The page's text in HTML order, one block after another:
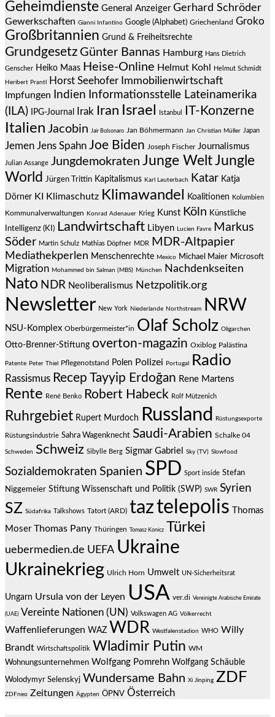
Geheimdienste General Anzeiger Gerhard Schröder
Gewerkschaften Gianni Infantino Google (Alphabet) Griechenland Groko
Großbritannien Grund & Freiheitsrechte
Grundgesetz Günter Bannas Hamburg Hans Dietrich
Genscher Heiko Maas Heise-Online Helmut Kohl Helmut Schmidt
Heribert Prantl Horst Seehofer Immobilienwirtschaft
Impfungen Indien Informationsstelle Lateinamerika
(ILA)
IPG-Journal Irak Iran Israel Istanbul IT-Konzerne
Italien Jacobin Jair Bolsonaro Jan Böhmermann Jan Christian Müller Japan
Jemen Jens Spahn Joe Biden Joseph Fischer Journalismus
Julian Assange Jungdemokraten Junge WeltJungle
World Jürgen Trittin Kapitalismus Karl Lauterbach Katar Katja
Dörner KI Klimaschutz Klimawandel Koalitionen Kolumbien
Kommunalverwaltungen Konrad Adenauer Krieg Kunst Köln Künstliche
Intelligenz (KI) Landwirtschaft Libyen Lucien Favre
Markus
Söder Martin Schulz Mathias Döpfner MDR MDR-Altpapier
Mediathekperlen Menschenrechte Mexico Michael Maier Microsoft
Migration Mohammed bin Salman (MBS) München Nachdenkseiten
Nato NDR Neoliberalismus Netzpolitik.org
Newsletter New York Niederlande Northstream NRW
NSU-Komplex Oberbürgermeister*in Olaf Scholz Oligarchen
Otto-Brenner-Stiftung overton-magazin Oxiblog Palästina
Patente Peter Thiel Pflegenotstand Polen Polizei Portugal Radio
Rassismus Recep Tayyip Erdoğan Rene Martens
Rente René Benko Robert Habeck Rolf Mützenich
Ruhrgebiet Rupert Murdoch Russland Rüstungsexporte
Rüstungsindustrie Sahra Wagenknecht Saudi-Arabien Schalke 04
Schweden Schweiz Sibylle Berg Sigmar Gabriel Sky (TV) Slowfood
Sozialdemokraten Spanien SPD Sport inside Stefan
Niggemeier Stiftung Wissenschaft und Politik (SWP) SWR Syrien
SZ Südafrika Talkshows Tatort (ARD) taztelepolis
Thomas
Moser Thomas Pany Thüringen Tomasz Konicz Türkei
uebermedien.de UEFA Ukraine
Ukrainekrieg Ulrich Horn Umwelt UN-Sicherheitsrat
Ungarn Ursula von der Leyen USA ver.di Vereinigte Arabische Emirate
(UAE) Vereinte Nationen (UN) Volkswagen AG Völkerrecht
Waffenlieferungen WAZ WDR Westfalenstadion WHO Willy
Brandt Wirtschaftspolitik Wladimir Putin WM
Wohnungsunternehmen Wolfgang Pomrehn Wolfgang Schäuble
Wolodymyr Selenskyj Wundersame Bahn Xi Jinping ZDF
ZDFneo Zeitungen Ägypten ÖPNV Österreich